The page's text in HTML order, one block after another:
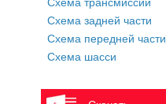
Схема трансмиссии
Схема задней части
Схема передней части
Схема шасси